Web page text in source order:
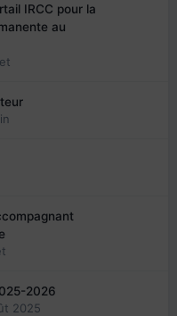
IRCC pour la
au
2026
2025